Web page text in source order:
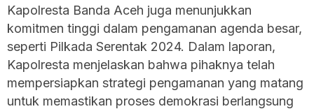
Kapolresta Banda Aceh juga menunjukkan
komitmen tinggi dalam pengamanan agenda besar,
seperti Pilkada Serentak 2024. Dalam laporan,
Kapolresta menjelaskan bahwa pihaknya telah
mempersiapkan strategi pengamanan yang matang
untuk memastikan proses demokrasi berlangsung